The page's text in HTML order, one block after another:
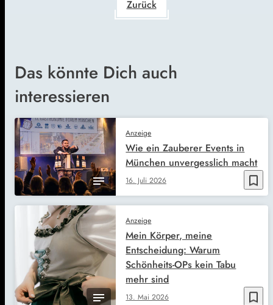
Zurück
Das könnte Dich auch
interessieren
bookmark_border
Anzeige
16. Juli 2026
Wie ein Zauberer Events in
München unvergesslich macht
bookmark_border
Anzeige
13. Mai 2026
Mein Körper, meine
Entscheidung: Warum
Schönheits-OPs kein Tabu
mehr sind